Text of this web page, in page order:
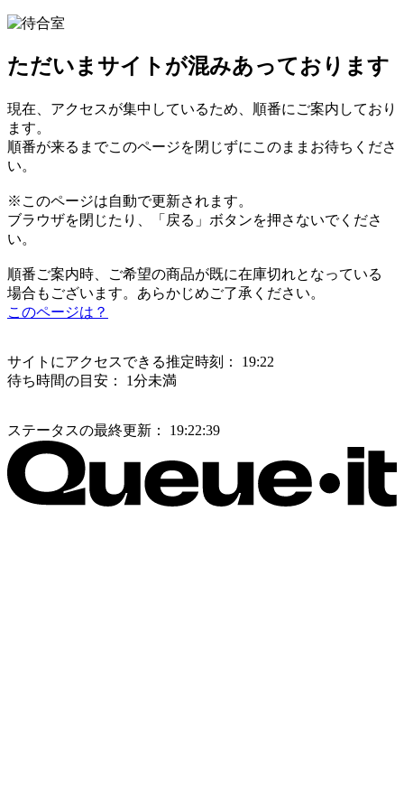
ただいまサイトが混みあっております
現在、アクセスが集中しているため、順番にご案内しており
ます。
順番が来るまでこのページを閉じずにこのままお待ちくださ
い。
※このページは自動で更新されます。
ブラウザを閉じたり、「戻る」ボタンを押さないでくださ
い。
順番ご案内時、ご希望の商品が既に在庫切れとなっている
場合もございます。あらかじめご了承ください。
このページは？
サイトにアクセスできる推定時刻：
19:22
待ち時間の目安：
1分未満
ステータスの最終更新： 19:22:39